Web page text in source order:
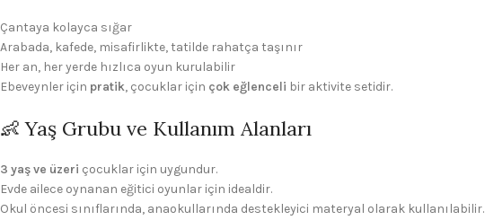
Çantaya kolayca sığar
Arabada, kafede, misafirlikte, tatilde rahatça taşınır
Her an, her yerde hızlıca oyun kurulabilir
Ebeveynler için pratik, çocuklar için çok eğlenceli bir aktivite setidir.
👶 Yaş Grubu ve Kullanım Alanları
3 yaş ve üzeri çocuklar için uygundur.
Evde ailece oynanan eğitici oyunlar için idealdir.
Okul öncesi sınıflarında, anaokullarında destekleyici materyal olarak kullanılabilir.